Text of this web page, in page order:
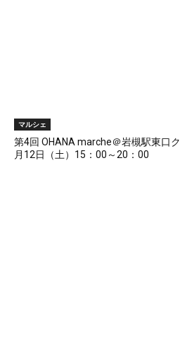
マルシェ
第4回 OHANA marche＠岩槻駅東口
月12日（土）15：00～20：00